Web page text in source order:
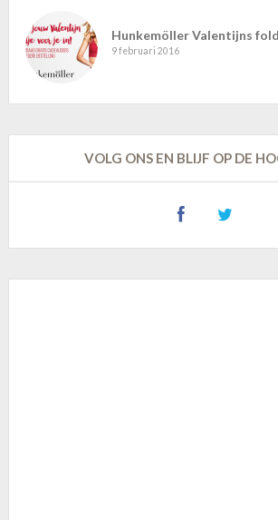
Hunkemöller Valentijns
9 februari 2016
VOLG ONS EN BLIJF OP DE